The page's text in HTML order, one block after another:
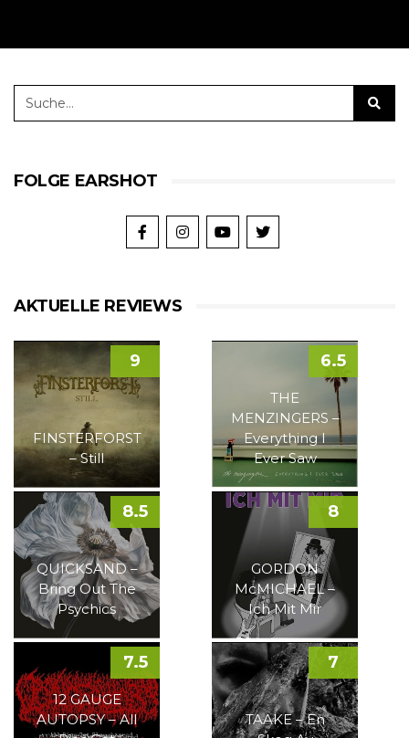
FOLGE EARSHOT
AKTUELLE REVIEWS
FINSTERFORST
– Still
9
THE
MENZINGERS –
Everything I
Ever Saw
6.5
QUICKSAND –
Bring Out The
Psychics
8.5
GORDON
McMICHAEL –
Ich Mit Mir
8
12 GAUGE
AUTOPSY – All
7.5
TAAKE – En
7